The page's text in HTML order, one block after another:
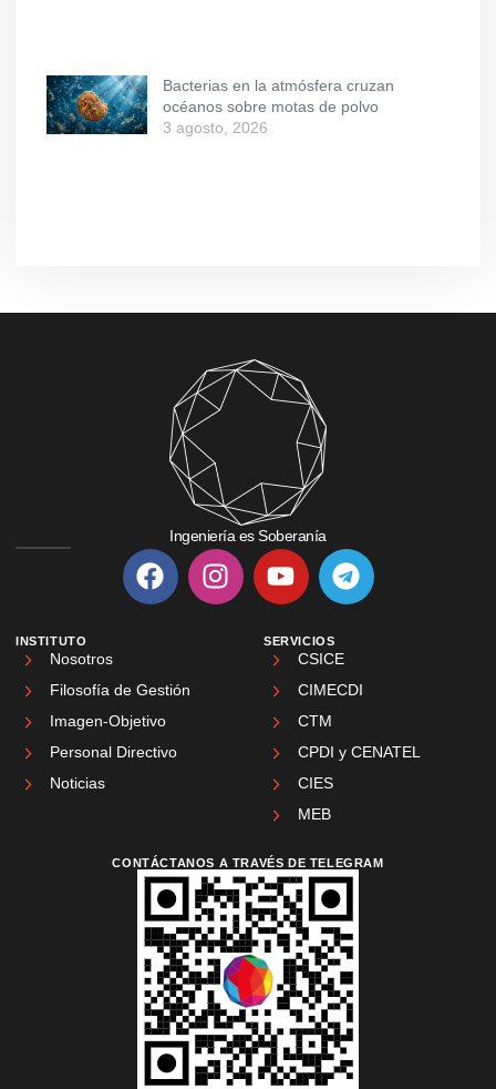
Bacterias en la atmósfera cruzan
océanos sobre motas de polvo
3 agosto, 2026
Ingeniería es Soberanía
INSTITUTO
Nosotros
Filosofía de Gestión
Imagen-Objetivo
Personal Directivo
Noticias
SERVICIOS
CSICE
CIMECDI
CTM
CPDI y CENATEL
CIES
MEB
CONTÁCTANOS A TRAVÉS DE TELEGRAM